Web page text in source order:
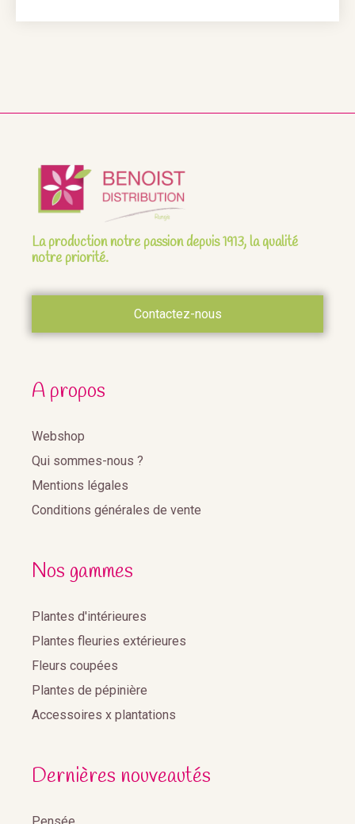
La production notre passion depuis 1913, la qualité
notre priorité.
Contactez-nous
A propos
Webshop
Qui sommes-nous ?
Mentions légales
Conditions générales de vente
Nos gammes
Plantes d'intérieures
Plantes fleuries extérieures
Fleurs coupées
Plantes de pépinière
Accessoires x plantations
Dernières nouveautés